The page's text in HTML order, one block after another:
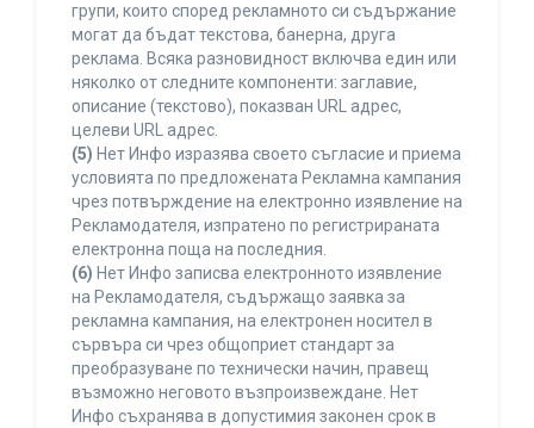
групи, които според рекламното си съдържание
могат да бъдат текстова, банерна, друга
реклама. Всяка разновидност включва един или
няколко от следните компоненти: заглавие,
описание (текстово), показван URL адрес,
целеви URL адрес.
(5) Нет Инфо изразява своето съгласие и приема
условията по предложената Рекламна кампания
чрез потвърждение на електронно изявление на
Рекламодателя, изпратено по регистрираната
електронна поща на последния.
(6) Нет Инфо записва електронното изявление
на Рекламодателя, съдържащо заявка за
рекламна кампания, на електронен носител в
сървъра си чрез общоприет стандарт за
преобразуване по технически начин, правещ
възможно неговото възпроизвеждане. Нет
Инфо съхранява в допустимия законен срок в